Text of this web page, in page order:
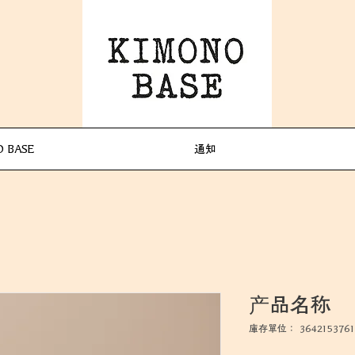
BASE 通知
产品名称
庫存單位：